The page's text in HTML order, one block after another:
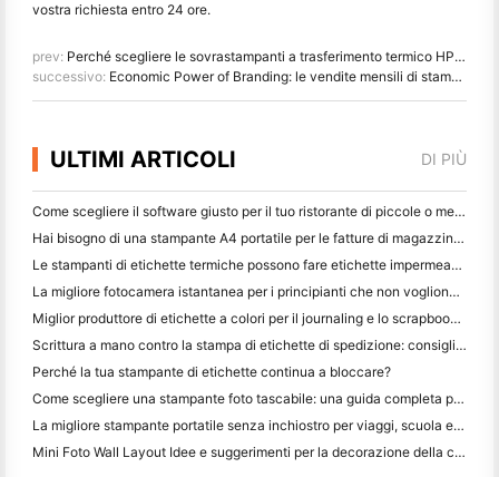
vostra richiesta entro 24 ore.
prev: Perché scegliere le sovrastampanti a trasferimento termico HPRT (TTO)
successivo: Economic Power of Branding: le vendite mensili di stampanti HPRT home sono aumentate del 60%
ULTIMI ARTICOLI DI PIÙ
Come scegliere il software giusto per il tuo ristorante di piccole o medie dimensioni
Hai bisogno di una stampante A4 portatile per le fatture di magazzino? Cosa funziona davvero
Le stampanti di etichette termiche possono fare etichette impermeabili per prodotti di piccole imprese?
La migliore fotocamera istantanea per i principianti che non vogliono sprecare carta
Miglior produttore di etichette a colori per il journaling e lo scrapbooking: aggiungere più colori ad ogni pagina
Scrittura a mano contro la stampa di etichette di spedizione: consigli per le piccole imprese nel 2026
Perché la tua stampante di etichette continua a bloccare?
Come scegliere una stampante foto tascabile: una guida completa per gli utenti di giornali, viaggi e iPhone
La migliore stampante portatile senza inchiostro per viaggi, scuola e lavoro mobile: Hanin MT620 Pro Recensione
Mini Foto Wall Layout Idee e suggerimenti per la decorazione della camera da letto e del dormitorio